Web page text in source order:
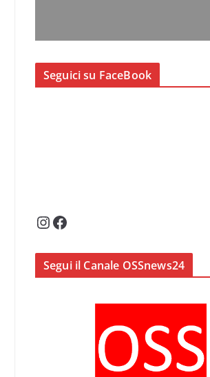
Seguici su FaceBook
InstagramFacebook
Segui il Canale OSSnews24